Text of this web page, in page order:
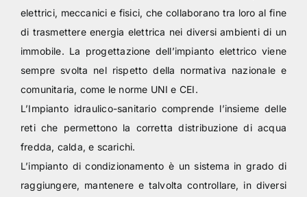
elettrici, meccanici e fisici, che collaborano tra loro al fine
di trasmettere energia elettrica nei diversi ambienti di un
immobile. La progettazione dell’impianto elettrico viene
sempre svolta nel rispetto della normativa nazionale e
comunitaria, come le norme UNI e CEI.
L’Impianto idraulico-sanitario comprende l’insieme delle
reti che permettono la corretta distribuzione di acqua
fredda, calda, e scarichi.
L’impianto di condizionamento è un sistema in grado di
raggiungere, mantenere e talvolta controllare, in diversi